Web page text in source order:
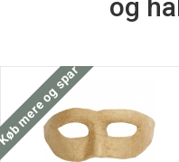
og
mere og spar